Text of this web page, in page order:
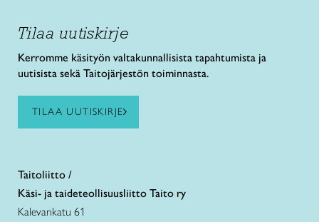
Tilaa uutiskirje
Kerromme käsityön valtakunnallisista tapahtumista ja
uutisista sekä Taitojärjestön toiminnasta.
TILAA UUTISKIRJE
Taitoliitto /
Käsi- ja taideteollisuusliitto Taito ry
Kalevankatu 61